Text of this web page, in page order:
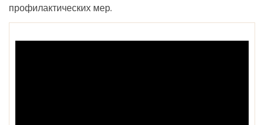
профилактических мер.